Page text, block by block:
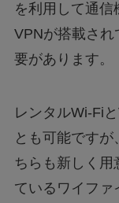
を利用して通
VPNが搭載さ
要があります。
レンタルWi-Fi
とも可能です
ちらも新しく用
ているワイファ